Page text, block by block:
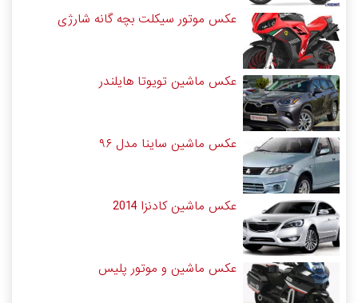
عکس موتور سیکلت بچه گانه شارژی
عکس ماشین تویوتا هایلندر
عکس ماشین ساینا مدل ۹۶
عکس ماشین کادنزا 2014
عکس ماشین و موتور پلیس